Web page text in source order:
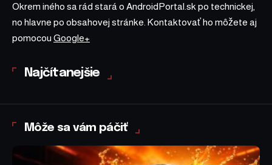
Okrem iného sa rád stará o AndroidPortal.sk po technickej,
no hlavne po obsahovej stránke. Kontaktovať ho môžete aj
pomocou Google+
Najčítanejšie
Môže sa vám páčiť